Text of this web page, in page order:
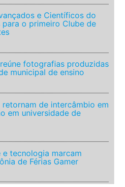
e Científicos do
o primeiro Clube de
fotografias produzidas
municipal de ensino
de intercâmbio em
em universidade de
tecnologia marcam
de Férias Gamer